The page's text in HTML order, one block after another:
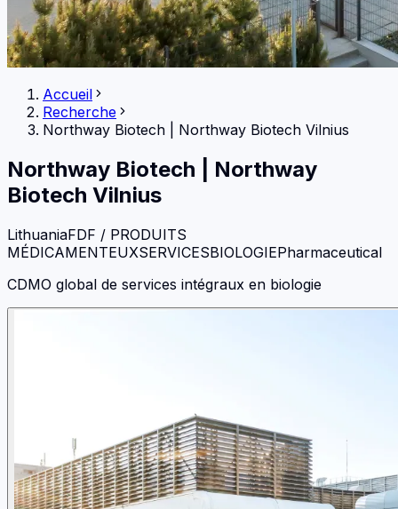
Accueil
Recherche
Northway Biotech
Northway Biotech Vilnius
Northway Biotech
Northway
Biotech Vilnius
LithuaniaFDF / PRODUITS
MÉDICAMENTEUXSERVICESBIOLOGIEPharmaceutical
CDMO global de services intégraux en biologie